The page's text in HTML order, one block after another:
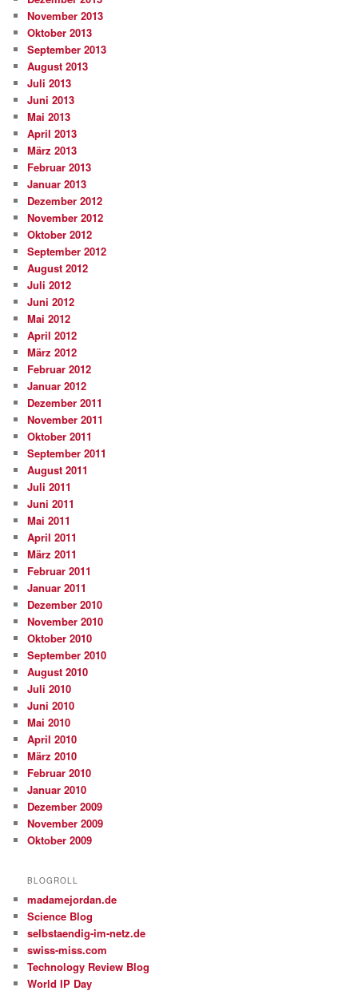
November 2013
Oktober 2013
September 2013
August 2013
Juli 2013
Juni 2013
Mai 2013
April 2013
März 2013
Februar 2013
Januar 2013
Dezember 2012
November 2012
Oktober 2012
September 2012
August 2012
Juli 2012
Juni 2012
Mai 2012
April 2012
März 2012
Februar 2012
Januar 2012
Dezember 2011
November 2011
Oktober 2011
September 2011
August 2011
Juli 2011
Juni 2011
Mai 2011
April 2011
März 2011
Februar 2011
Januar 2011
Dezember 2010
November 2010
Oktober 2010
September 2010
August 2010
Juli 2010
Juni 2010
Mai 2010
April 2010
März 2010
Februar 2010
Januar 2010
Dezember 2009
November 2009
Oktober 2009
BLOGROLL
madamejordan.de
Science Blog
selbstaendig-im-netz.de
swiss-miss.com
Technology Review Blog
World IP Day